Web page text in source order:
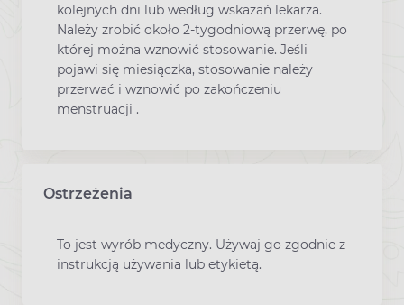
kolejnych dni lub według wskazań lekarza.
Należy zrobić około 2-tygodniową przerwę, po
której można wznowić stosowanie. Jeśli
pojawi się miesiączka, stosowanie należy
przerwać i wznowić po zakończeniu
menstruacji .
Ostrzeżenia
To jest wyrób medyczny. Używaj go zgodnie z
instrukcją używania lub etykietą.